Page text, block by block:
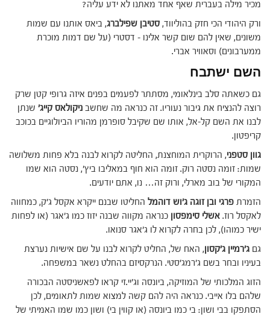
מכיר מילה בעברית שאף אחד מאתנו לא ידע עליה?
ורק היהודי הכי חזק בהוליווד, סטיבן שפילברג, ביאס אותנו עם שמות
משונים, שאין להם שום קשר אלינו – דסטרי (על שם דמות מוכרת
ממערבונים) וסאוויר אברי.
השם ישתבח
גם כשאתה סלב בינלאומי, מסתתר לפעמים בפנים איזה גרופי קטן שרק
רוצה להנציח את גיבור נעוריו. זה כנראה מה שחשב ניקולאס קייג' שנתן
לבנו את השם קל-אל, אותו שם שקיבל סופרמן מהוריו הביולוגיים בכוכב
קריפטון.
גוון סטפני, הרוקרית המוחצנת, החליטה לקרוא לבנה בלא פחות משלושה
שמות: זומה נסטה רוק. זומה הוא חוף במאליבו ביץ', נסטה הוא שמו
המקורי של בוב מארלי, ורוק זה… נו, אתם יודעים.
הזמרת פרגי ובן זוגה ג'וש דוהמל החליטו שבנם ייקרא אקסל ג'ק, כמחווה
לאקסל רוז. אשלי סימפסון כנראה מקווה שבנה יזוז כמו ג'אגר (או לפחות
ישיר כמוהו), לכן בחרה לקרוא לו ג'אגר סנואו.
גם ג'רמיין ג'קסון, האח של, החליט לקרוא לבנו על שם אישיות נערצת
בעיניו ובחר בשם ג'רמג'סטי. הנרקסיזם בהחלט נשאר במשפחה.
הזוג המלכותי של המוזיקה, ביונסה וג'יי.זי קראו לפאשניסטה הבכורה
שלהם בלו אייבי. כנראה היה להם קשה למצוא שמות לתאומים, לכן
הסתפקו בבי ושון: בי כמו ביונסה (או קווין בי) ושון כמו שמו האמיתי של